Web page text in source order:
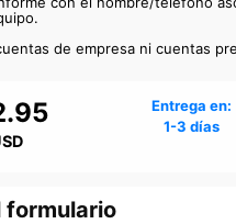
Entrega en:
1-3 días
de empresa ni cuentas
formulario